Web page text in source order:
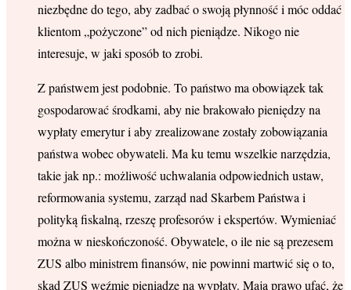
niezbędne do tego, aby zadbać o swoją płynność i móc oddać
klientom „pożyczone” od nich pieniądze. Nikogo nie
interesuje, w jaki sposób to zrobi.
Z państwem jest podobnie. To państwo ma obowiązek tak
gospodarować środkami, aby nie brakowało pieniędzy na
wypłaty emerytur i aby zrealizowane zostały zobowiązania
państwa wobec obywateli. Ma ku temu wszelkie narzędzia,
takie jak np.: możliwość uchwalania odpowiednich ustaw,
reformowania systemu, zarząd nad Skarbem Państwa i
polityką fiskalną, rzeszę profesorów i ekspertów. Wymieniać
można w nieskończoność. Obywatele, o ile nie są prezesem
ZUS albo ministrem finansów, nie powinni martwić się o to,
skąd ZUS weźmie pieniądze na wypłaty. Mają prawo ufać, że